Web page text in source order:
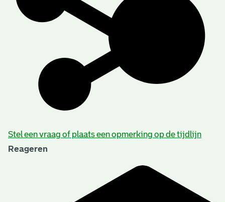
Stel een vraag of plaats een opmerking op de tijdlijn
Reageren